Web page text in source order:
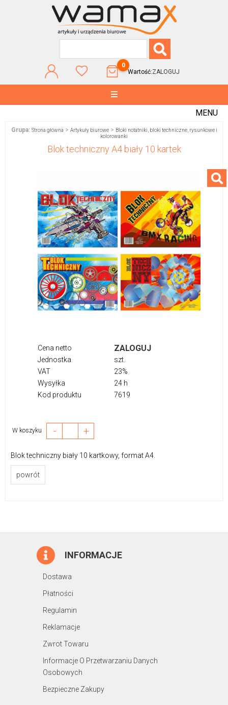
0
Wartość:ZALOGUJ
MENU
Grupa: Strona główna > Artykuły biurowe> Bloki notatniki, bloki techniczne, rysunkowe i
kolorowanki
Blok techniczny A4 biały 10 kartek
Cena netto ZALOGUJ
Jednostka
szt.
VAT
23%
Wysyłka
24 h
Kod produktu
7619
W koszyku - +
Blok techniczny biały 10 kartkowy, format A4.
powrót
INFORMACJE
Dostawa
Płatności
Regulamin
Reklamacje
Zwrot Towaru
Informacje O Przetwarzaniu Danych
Osobowych
Bezpieczne Zakupy